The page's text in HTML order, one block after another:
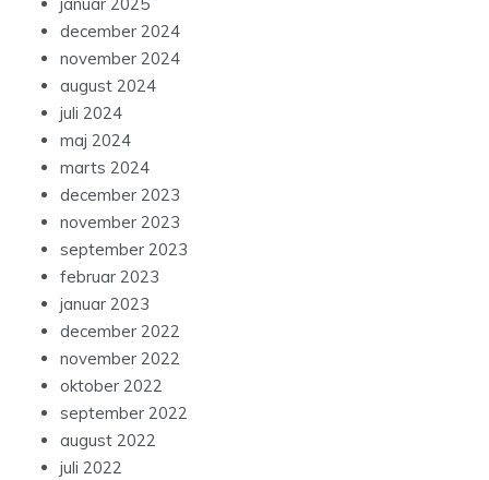
december 2024
november 2024
august 2024
juli 2024
maj 2024
marts 2024
december 2023
november 2023
september 2023
februar 2023
januar 2023
december 2022
november 2022
oktober 2022
september 2022
august 2022
juli 2022